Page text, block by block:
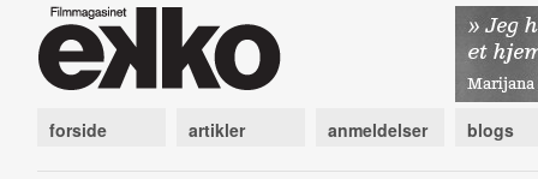
forside artikler anmeldelser blogs